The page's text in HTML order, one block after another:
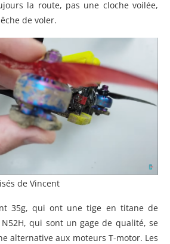
la route, pas une cloche voilée,
de voler.
de Vincent
35g, qui ont une tige en titane de
qui sont un gage de qualité, se
alternative aux moteurs T-motor. Les